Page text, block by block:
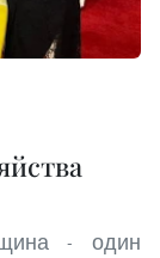
- один